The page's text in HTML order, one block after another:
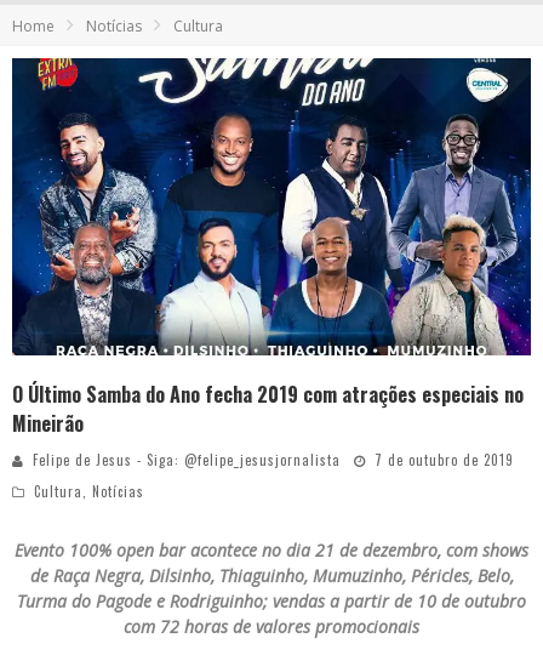
Home Notícias Cultura
O Último Samba do Ano fecha 2019 com atrações especiais no
Mineirão
Felipe de Jesus - Siga: @felipe_jesusjornalista
7 de outubro de 2019
Cultura
Notícias
Evento 100% open bar acontece no dia 21 de dezembro, com shows
de Raça Negra, Dilsinho, Thiaguinho, Mumuzinho, Péricles, Belo,
Turma do Pagode e Rodriguinho; vendas a partir de 10 de outubro
com 72 horas de valores promocionais